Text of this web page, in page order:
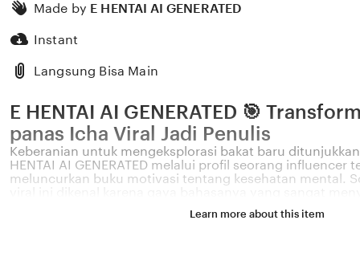
Made by E HENTAI AI GENERATED
Instant
Langsung Bisa Main
E HENTAI AI GENERATED 🎯
panas Icha Viral Jadi Penulis
Keberanian untuk mengeksplorasi bakat baru
HENTAI AI GENERATED melalui profil seorang influencer
meluncurkan buku motivasi tentang kesehatan mental.
2026. Melalui sistem 🎯 yang kami kembangkan,
Learn more about this item